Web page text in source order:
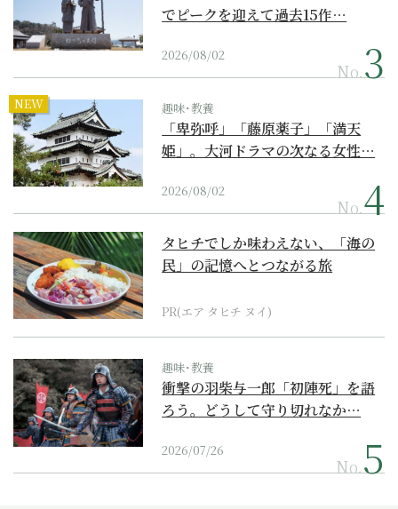
でピークを迎えて過去15作…
2026/08/02
No.
NEW 趣味･教養
「卑弥呼」「藤原薬子」「満天
姫」。大河ドラマの次なる女性…
2026/08/02
No.
タヒチでしか味わえない、「海の
民」の記憶へとつながる旅
PR(エア タヒチ ヌイ)
趣味･教養
衝撃の羽柴与一郎「初陣死」を語
ろう。どうして守り切れなか…
2026/07/26
No.